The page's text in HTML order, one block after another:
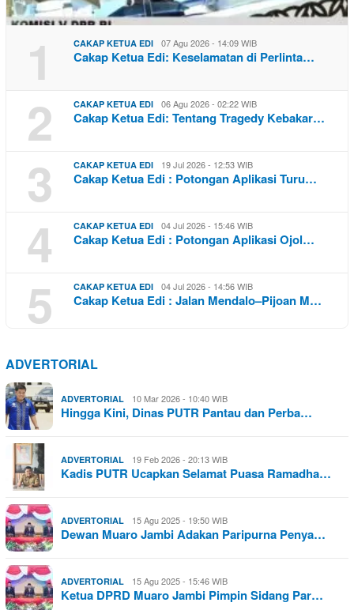
1 CAKAP KETUA EDI 07 Agu 2026 - 14:09 WIB
Cakap Ketua Edi: Keselamatan di Perlinta…
2 CAKAP KETUA EDI 06 Agu 2026 - 02:22 WIB
Cakap Ketua Edi: Tentang Tragedy Kebakar…
3 CAKAP KETUA EDI 19 Jul 2026 - 12:53 WIB
Cakap Ketua Edi : Potongan Aplikasi Turu…
4 CAKAP KETUA EDI 04 Jul 2026 - 15:46 WIB
Cakap Ketua Edi : Potongan Aplikasi Ojol…
5 CAKAP KETUA EDI 04 Jul 2026 - 14:56 WIB
Cakap Ketua Edi : Jalan Mendalo–Pijoan M…
ADVERTORIAL
ADVERTORIAL 10 Mar 2026 - 10:40 WIB
Hingga Kini, Dinas PUTR Pantau dan Perba…
ADVERTORIAL 19 Feb 2026 - 20:13 WIB
Kadis PUTR Ucapkan Selamat Puasa Ramadha…
ADVERTORIAL 15 Agu 2025 - 19:50 WIB
Dewan Muaro Jambi Adakan Paripurna Penya…
ADVERTORIAL 15 Agu 2025 - 15:46 WIB
Ketua DPRD Muaro Jambi Pimpin Sidang Par…